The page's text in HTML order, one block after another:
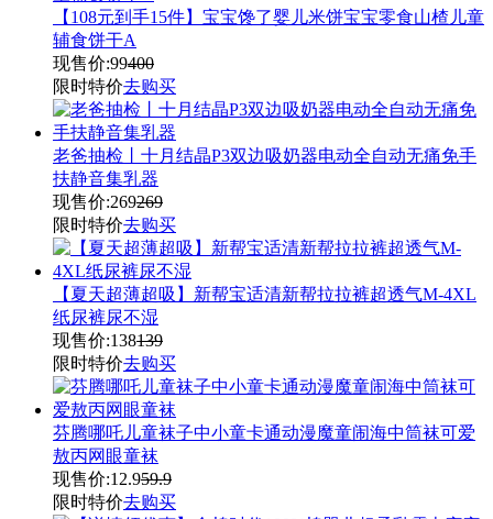
【108元到手15件】宝宝馋了婴儿米饼宝宝零食山楂儿童
辅食饼干A
现售价:99400
限时特价去购买
老爸抽检丨十月结晶P3双边吸奶器电动全自动无痛免手
扶静音集乳器
现售价:269269
限时特价去购买
【夏天超薄超吸】新帮宝适清新帮拉拉裤超透气M-4XL
纸尿裤尿不湿
现售价:138139
限时特价去购买
芬腾哪吒儿童袜子中小童卡通动漫魔童闹海中筒袜可爱
敖丙网眼童袜
现售价:12.959.9
限时特价去购买